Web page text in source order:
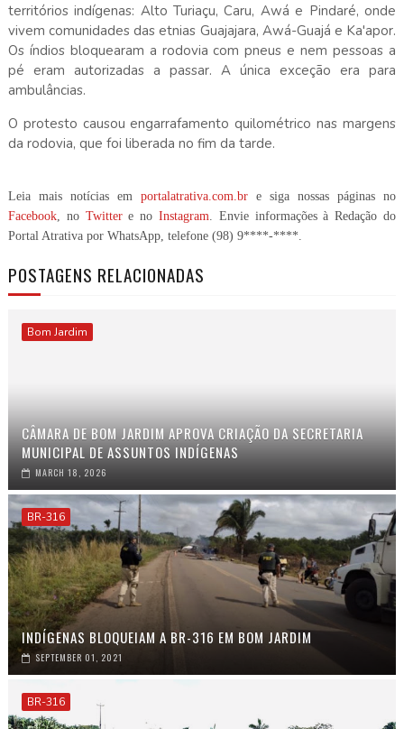
territórios indígenas: Alto Turiaçu, Caru, Awá e Pindaré, onde
vivem comunidades das etnias Guajajara, Awá-Guajá e Ka'apor.
Os índios bloquearam a rodovia com pneus e nem pessoas a
pé eram autorizadas a passar. A única exceção era para
ambulâncias.
O protesto causou engarrafamento quilométrico nas margens
da rodovia, que foi liberada no fim da tarde.
Leia mais notícias em portalatrativa.com.br e siga nossas páginas no
Facebook, no Twittere noInstagram. Envie informações à Redação do
Portal Atrativa por WhatsApp, telefone (98) 9****-****.
POSTAGENS RELACIONADAS
Bom Jardim
CÂMARA DE BOM JARDIM APROVA CRIAÇÃO DA SECRETARIA
MUNICIPAL DE ASSUNTOS INDÍGENAS
MARCH 18, 2026
BR-316
INDÍGENAS BLOQUEIAM A BR-316 EM BOM JARDIM
SEPTEMBER 01, 2021
BR-316